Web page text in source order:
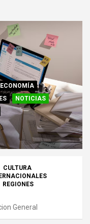
ECONOMÍA
NOTICIAS
CULTURA
REGIONES
General